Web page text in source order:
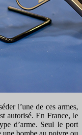
l’une de ces armes,
autorisé. En France, le
d’arme. Seul le port
une bombe au poivre ou